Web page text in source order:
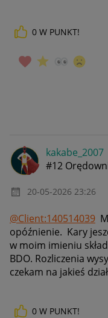
0 W PUNKT!
kakabe_2007
#12
‎20-05-2026 23:26
@Client:140514039
opóźnienie. Kary
w moim imieniu
BDO. Rozliczenia
czekam na jakieś
0 W PUNKT!